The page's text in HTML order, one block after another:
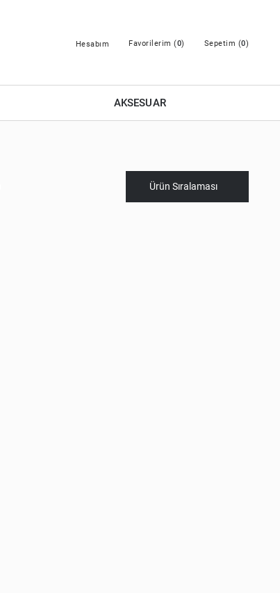
Hesabım Favorilerim (0) Sepetim (0)
AKSESUAR